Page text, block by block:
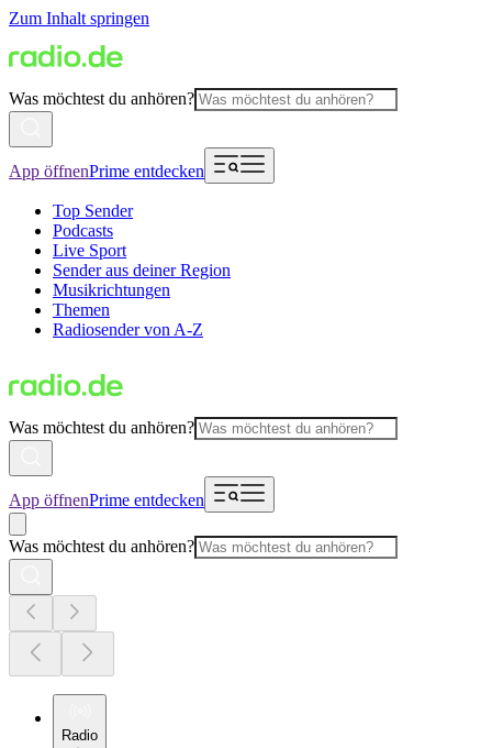
Zum Inhalt springen
Was möchtest du anhören?
App öffnenPrime entdecken
Top Sender
Podcasts
Live Sport
Sender aus deiner Region
Musikrichtungen
Themen
Radiosender von A-Z
Was möchtest du anhören?
App öffnenPrime entdecken
Was möchtest du anhören?
Radio